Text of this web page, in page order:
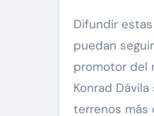
Difundir
puedan
promotor del
Konrad
terrenos más